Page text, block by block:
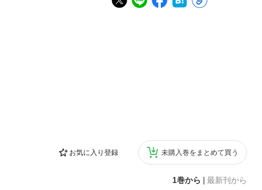
お気に入り登録 未購入巻をまとめて買う
1巻から 最新刊から